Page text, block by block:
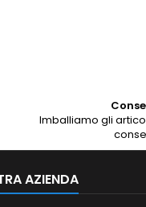
Imballiamo gli
AZIENDA